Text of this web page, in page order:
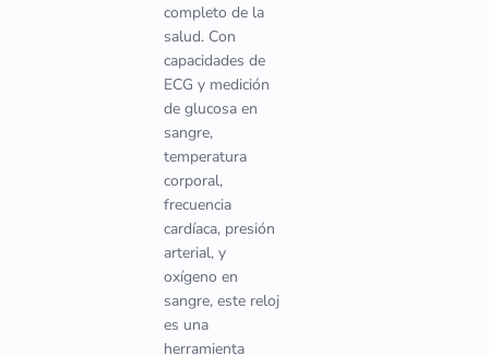
completo de la
salud. Con
capacidades de
ECG y medición
de glucosa en
sangre,
temperatura
corporal,
frecuencia
cardíaca, presión
arterial, y
oxígeno en
sangre, este reloj
es una
herramienta